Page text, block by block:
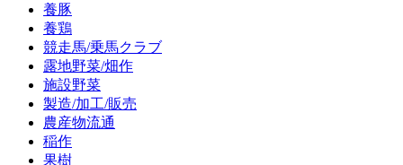
養豚
養鶏
競走馬/乗馬クラブ
露地野菜/畑作
施設野菜
製造/加工/販売
農産物流通
稲作
果樹